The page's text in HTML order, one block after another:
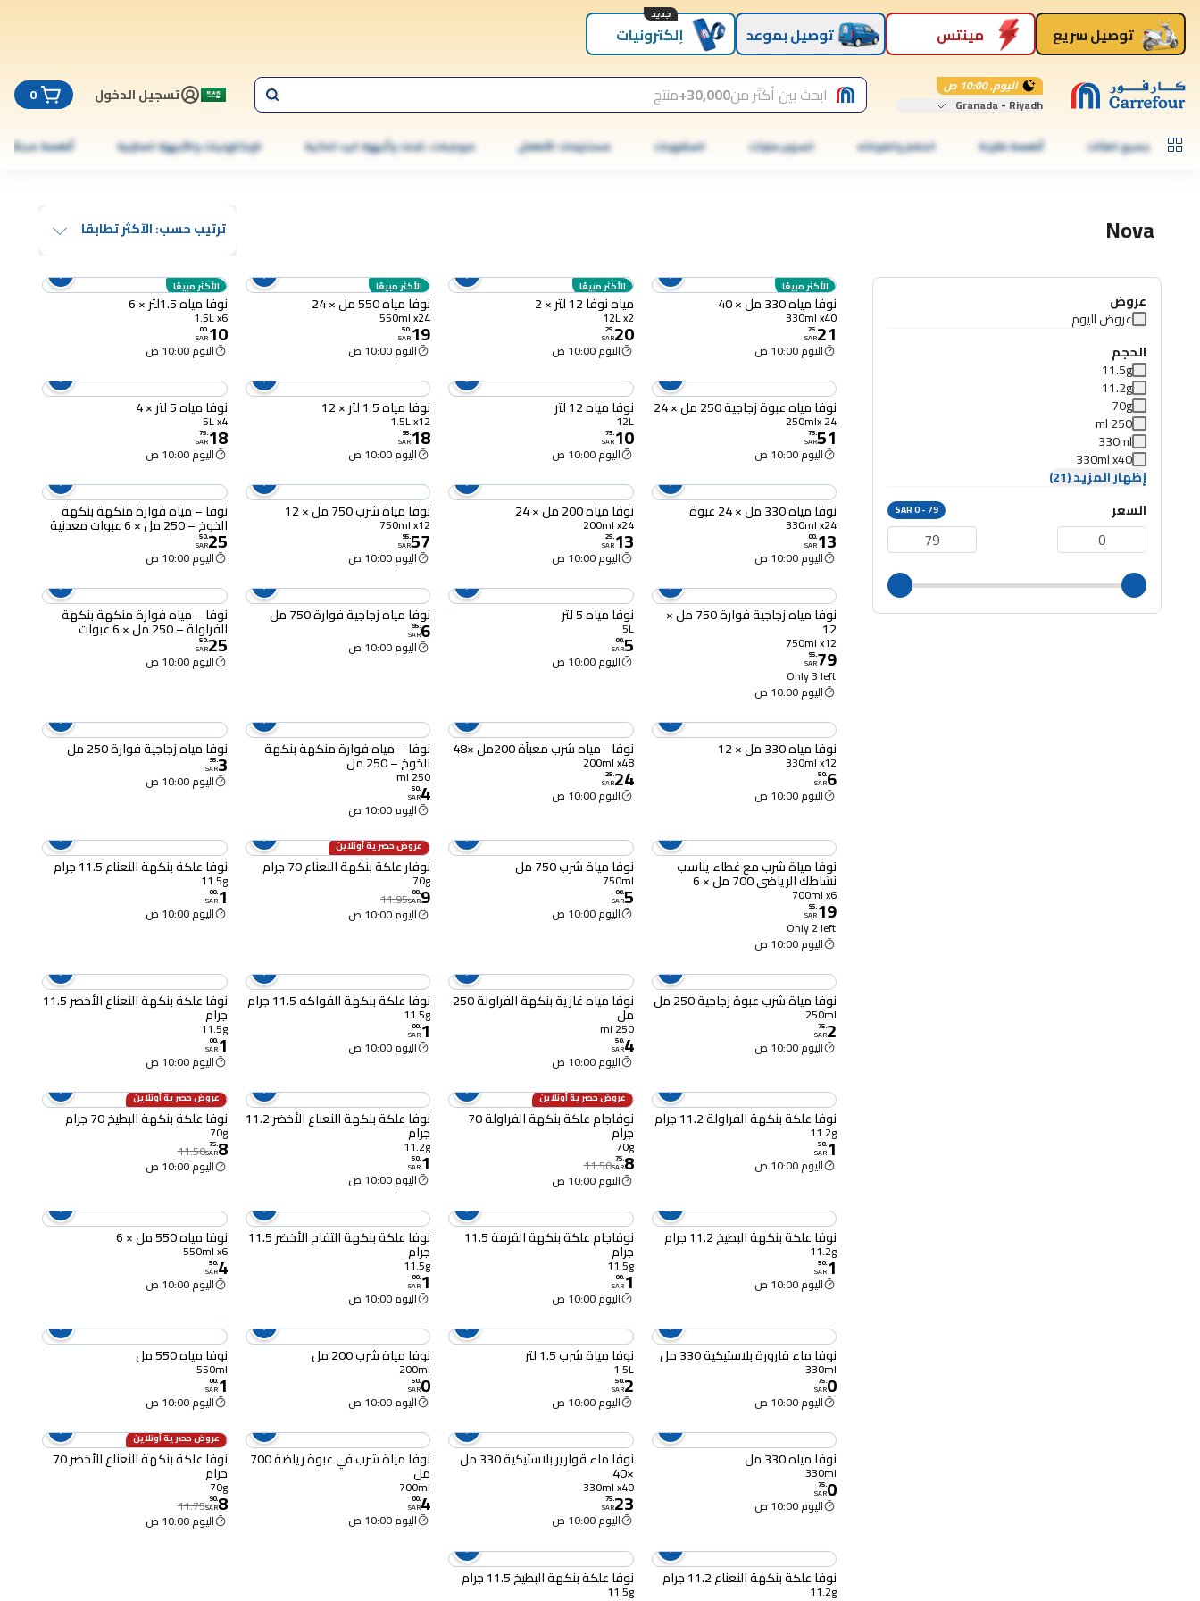
توصيل سريع مينتس توصيل بموعد إلكترونيات
جديد
اليوم, 10:00 ص
Granada - Riyadh
ابحث بين أكثر من30,000+ منتج تسجيل الدخول 0
جميع الفئات أطعمة طازجة الخضار والفواكه السوبر ماركت المشروبات مستلزمات الأطفال موبايلات، تابلت وأجهزة اليد الذكية الإلكترونيات والأجهزة المنزلية أطعمة مجمّدة
Nova ترتيب حسب: الآكثر تطابقا
عروض
عروض اليوم
الحجم
11.5g
11.2g
70g
250 ml
330ml
330ml x40
إظهار المزيد (21)
السعر
SAR 0 - 79
الأكثر مبيعًا
نوفا مياه 330 مل × 40
330ml x40
21
.
25
SAR
اليوم 10:00 ص
الأكثر مبيعًا
مياه نوفا 12 لتر × 2
12L x2
20
.
25
SAR
اليوم 10:00 ص
الأكثر مبيعًا
نوفا مياه 550 مل × 24
550ml x24
19
.
50
SAR
اليوم 10:00 ص
الأكثر مبيعًا
نوفا مياه 1.5لتر × 6
1.5L x6
10
.
00
SAR
اليوم 10:00 ص
نوفا مياه عبوة زجاجية 250 مل × 24
250mlx 24
51
.
75
SAR
اليوم 10:00 ص
نوفا مياه 12 لتر
12L
10
.
75
SAR
اليوم 10:00 ص
نوفا مياه 1.5 لتر × 12
1.5L x12
18
.
95
SAR
اليوم 10:00 ص
نوفا مياه 5 لتر × 4
5L x4
18
.
75
SAR
اليوم 10:00 ص
نوفا مياه 330 مل × 24 عبوة
330ml x24
13
.
00
SAR
اليوم 10:00 ص
نوفا مياه 200 مل × 24
200ml x24
13
.
25
SAR
اليوم 10:00 ص
نوفا مياة شرب 750 مل × 12
750ml x12
57
.
95
SAR
اليوم 10:00 ص
نوفا – مياه فوارة منكهة بنكهة
الخوخ – 250 مل × 6 عبوات معدنية
25
.
50
SAR
اليوم 10:00 ص
نوفا مياه زجاجية فوارة 750 مل ×
12
750ml x12
79
.
95
SAR
Only 3 left
اليوم 10:00 ص
نوفا مياه 5 لتر
5L
5
.
00
SAR
اليوم 10:00 ص
نوفا مياه زجاجية فوارة 750 مل
6
.
95
SAR
اليوم 10:00 ص
نوفا – مياه فوارة منكهة بنكهة
الفراولة – 250 مل × 6 عبوات
معدنية
25
.
50
SAR
اليوم 10:00 ص
نوفا مياه 330 مل × 12
330ml x12
6
.
50
SAR
اليوم 10:00 ص
نوفا - مياه شرب معبأة 200مل ×48
200ml x48
24
.
25
SAR
اليوم 10:00 ص
نوفا – مياه فوارة منكهة بنكهة
الخوخ – 250 مل
250 ml
4
.
50
SAR
اليوم 10:00 ص
نوفا مياه زجاجية فوارة 250 مل
3
.
95
SAR
اليوم 10:00 ص
نوفا مياة شرب مع غطاء يناسب
نشاطك الرياضي 700 مل × 6
700ml x6
19
.
95
SAR
Only 2 left
اليوم 10:00 ص
نوفا مياة شرب 750 مل
750ml
5
.
00
SAR
اليوم 10:00 ص
25% OFF
عروض حصرية أونلاين
نوفار علكة بنكهة النعناع 70 جرام
70g
9
.
00
SAR
11.95
اليوم 10:00 ص
نوفا علكة بنكهة النعناع 11.5 جرام
11.5g
1
.
00
SAR
اليوم 10:00 ص
نوفا مياة شرب عبوة زجاجية 250 مل
250ml
2
.
75
SAR
اليوم 10:00 ص
نوفا مياه غازية بنكهة الفراولة 250
مل
250 ml
4
.
50
SAR
اليوم 10:00 ص
نوفا علكة بنكهة الفواكه 11.5 جرام
11.5g
1
.
00
SAR
اليوم 10:00 ص
نوفا علكة بنكهة النعناع الأخضر 11.5
جرام
11.5g
1
.
00
SAR
اليوم 10:00 ص
نوفا علكة بنكهة الفراولة 11.2 جرام
11.2g
1
.
50
SAR
اليوم 10:00 ص
24% OFF
عروض حصرية أونلاين
نوفاجام علكة بنكهة الفراولة 70
جرام
70g
8
.
75
SAR
11.50
اليوم 10:00 ص
نوفا علكة بنكهة النعناع الأخضر 11.2
جرام
11.2g
1
.
50
SAR
اليوم 10:00 ص
24% OFF
عروض حصرية أونلاين
نوفا علكة بنكهة البطيخ 70 جرام
70g
8
.
75
SAR
11.50
اليوم 10:00 ص
نوفا علكة بنكهة البطيخ 11.2 جرام
11.2g
1
.
50
SAR
اليوم 10:00 ص
نوفاجام علكة بنكهة القرفة 11.5
جرام
11.5g
1
.
00
SAR
اليوم 10:00 ص
نوفا علكة بنكهة التفاح الأخضر 11.5
جرام
11.5g
1
.
00
SAR
اليوم 10:00 ص
نوفا مياه 550 مل × 6
550ml x6
4
.
50
SAR
اليوم 10:00 ص
نوفا ماء قارورة بلاستيكية 330 مل
330ml
0
.
75
SAR
اليوم 10:00 ص
نوفا مياة شرب 1.5 لتر
1.5L
2
.
50
SAR
اليوم 10:00 ص
نوفا مياة شرب 200 مل
200ml
0
.
50
SAR
اليوم 10:00 ص
نوفا مياه 550 مل
550ml
1
.
00
SAR
اليوم 10:00 ص
نوفا مياه 330 مل
330ml
0
.
75
SAR
اليوم 10:00 ص
نوفا ماء قوارير بلاستيكية 330 مل
×40
330ml x40
23
.
75
SAR
اليوم 10:00 ص
نوفا مياة شرب في عبوة رياضة 700
مل
700ml
4
.
00
SAR
اليوم 10:00 ص
24% OFF
عروض حصرية أونلاين
نوفا علكة بنكهة النعناع الأخضر 70
جرام
70g
8
.
90
SAR
11.75
اليوم 10:00 ص
نوفا علكة بنكهة النعناع 11.2 جرام
11.2g
نوفا علكة بنكهة البطيخ 11.5 جرام
11.5g